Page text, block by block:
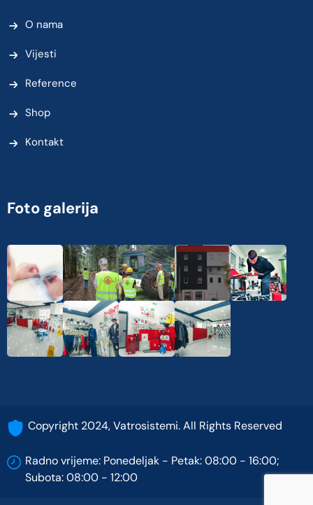
O nama
Vijesti
Reference
Shop
Kontakt
Foto galerija
Copyright 2024, Vatrosistemi. All Rights Reserved
Radno vrijeme: Ponedeljak - Petak: 08:00 - 16:00;
Subota: 08:00 - 12:00